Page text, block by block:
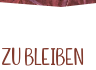
bleiben